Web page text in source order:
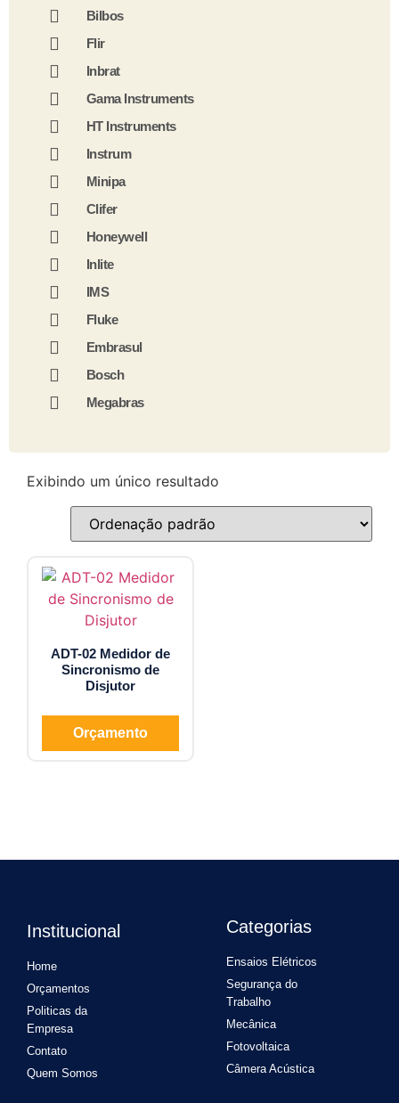
Bilbos
Flir
Inbrat
Gama Instruments
HT Instruments
Instrum
Minipa
Clifer
Honeywell
Inlite
IMS
Fluke
Embrasul
Bosch
Megabras
Exibindo um único resultado
ADT-02 Medidor de
Sincronismo de
Disjutor
Orçamento
Institucional
Home
Orçamentos
Politicas da
Empresa
Contato
Quem Somos
Categorias
Ensaios Elétricos
Segurança do
Trabalho
Mecânica
Fotovoltaica
Câmera Acústica